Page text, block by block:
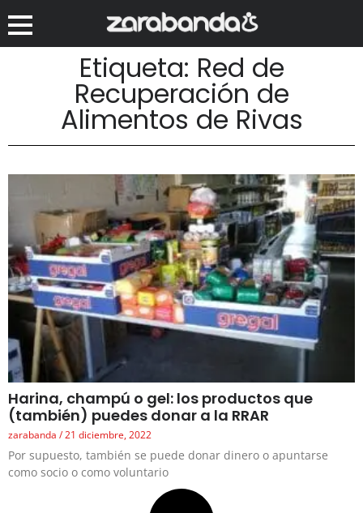
Etiqueta: Red de
Recuperación de
Alimentos de Rivas
Harina, champú o gel: los productos que
(también) puedes donar a la RRAR
zarabanda 21 diciembre, 2022
Por supuesto, también se puede donar dinero o apuntarse
como socio o como voluntario